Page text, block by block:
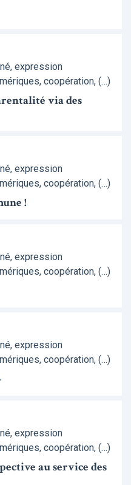
expression
coopération, (…)
via des
expression
coopération, (…)
!
expression
coopération, (…)
expression
coopération, (…)
expression
coopération, (…)
au service des